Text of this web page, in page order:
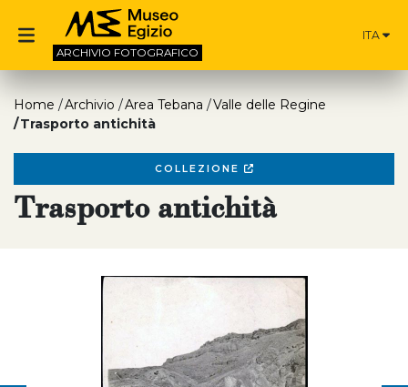
ARCHIVIO FOTOGRAFICO
ITA
Home Archivio Area Tebana
Valle delle Regine
Trasporto antichità
COLLEZIONE
Trasporto antichità